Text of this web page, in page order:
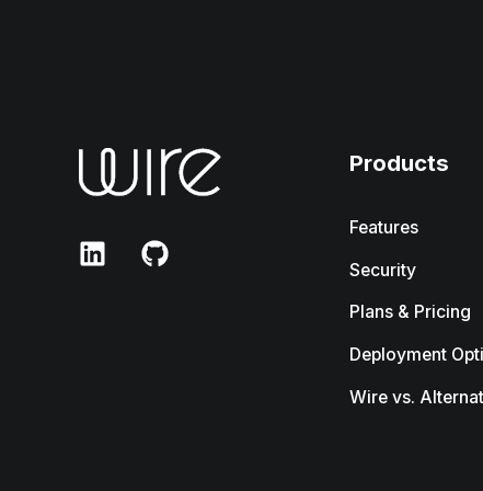
Products
Features
Security
Plans & Pricing
Deployment
Wire vs.